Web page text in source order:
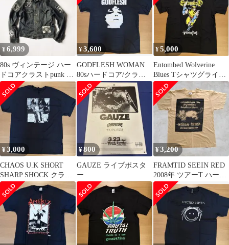
¥6,999
80s ヴィンテージ ハー
ドコアクラストpunk G
ジャン GISM ZOUO
¥3,600
GODFLESH WOMAN
80sハードコア/クラス
トコア
¥5,000
Entombed Wolverine
Blues Tシャツグライン
ドコア
¥3,000
CHAOS U.K SHORT
SHARP SHOCK クラス
トコア
¥800
GAUZE ライブポスタ
ー
¥3,200
FRAMTID SEEIN RED
2008年 ツアーT ハード
コア クラスト